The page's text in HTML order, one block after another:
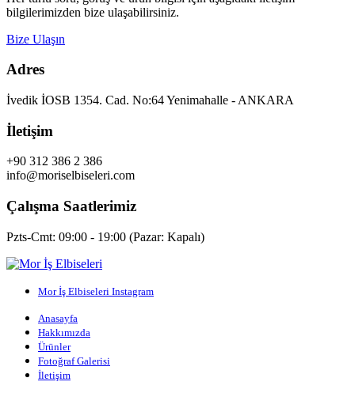
bilgilerimizden bize ulaşabilirsiniz.
Bize Ulaşın
Adres
İvedik İOSB 1354. Cad. No:64 Yenimahalle - ANKARA
İletişim
+90 312 386 2 386
info@moriselbiseleri.com
Çalışma Saatlerimiz
Pzts-Cmt: 09:00 - 19:00 (Pazar: Kapalı)
Mor İş Elbiseleri Instagram
Anasayfa
Hakkımızda
Ürünler
Fotoğraf Galerisi
İletişim